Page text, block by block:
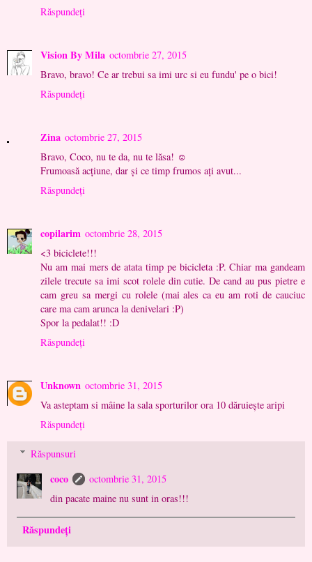
Răspundeți
Vision By Mila octombrie 27, 2015
Bravo, bravo! Ce ar trebui sa imi urc si eu fundu' pe o bici!
Răspundeți
Zina octombrie 27, 2015
Bravo, Coco, nu te da, nu te lăsa! ☺
Frumoasă acțiune, dar și ce timp frumos ați avut...
Răspundeți
copilarim octombrie 28, 2015
<3 biciclete!!!
Nu am mai mers de atata timp pe bicicleta :P. Chiar ma gandeam
zilele trecute sa imi scot rolele din cutie. De cand au pus pietre e
cam greu sa mergi cu rolele (mai ales ca eu am roti de cauciuc
care ma cam arunca la denivelari :P)
Spor la pedalat!! :D
Răspundeți
Unknown octombrie 31, 2015
Va asteptam si mâine la sala sporturilor ora 10 dăruiește aripi
Răspundeți
Răspunsuri
coco
octombrie 31, 2015
din pacate maine nu sunt in oras!!!
Răspundeți